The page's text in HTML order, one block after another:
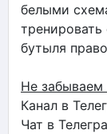
белыми
бутыля
Не забываем
Канал в
Чат в